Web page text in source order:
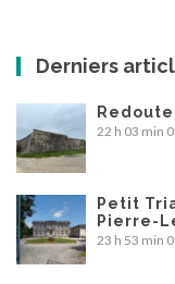
Derniers
22 h 03 min
Petit
Pierre-
23 h 53 min